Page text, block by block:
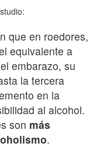
que en roedores,
equivalente a
embarazo, su
la tercera
en la
al alcohol.
son más
.